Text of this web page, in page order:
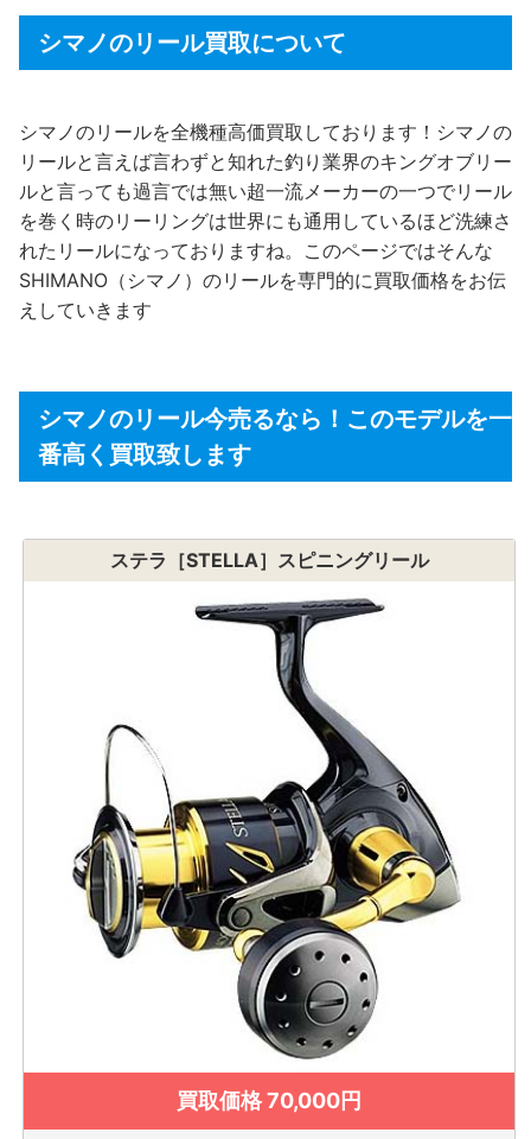
シマノのリール買取について
シマノのリールを全機種高価買取しております！シマノの
リールと言えば言わずと知れた釣り業界のキングオブリー
ルと言っても過言では無い超一流メーカーの一つでリール
を巻く時のリーリングは世界にも通用しているほど洗練さ
れたリールになっておりますね。このページではそんな
SHIMANO（シマノ）のリールを専門的に買取価格をお伝
えしていきます
シマノのリール今売るなら！このモデルを一
番高く買取致します
ステラ［STELLA］スピニングリール
買取価格 70,000円